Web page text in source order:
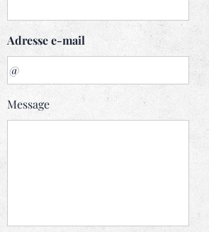
Adresse e-mail
Message